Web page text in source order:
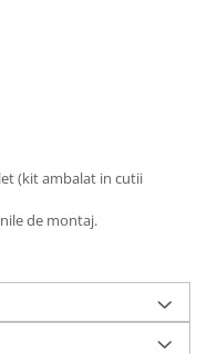
(kit ambalat in cutii
de montaj.